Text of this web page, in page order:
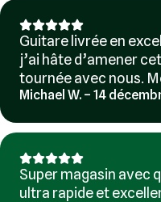
Guitare livrée en
j’ai hâte d’amener
tournée avec nous.
Michael W. – 14
Super magasin avec
ultra rapide et